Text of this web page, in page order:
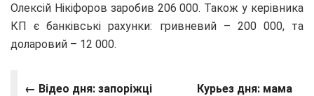
Олексій Нікіфоров заробив 206 000. Також у керівника
КП є банківські рахунки: гривневий – 200 000, та
доларовий – 12 000.
← Відео дня: запоріжці
Курьез дня: мама